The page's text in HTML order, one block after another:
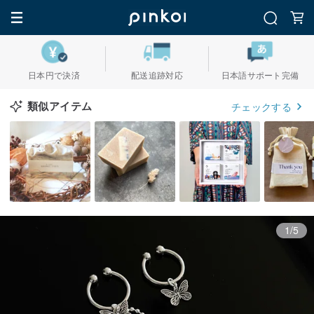
日本円で決済 配送追跡対応 日本語サポート完備
類似アイテム チェックする
1/5